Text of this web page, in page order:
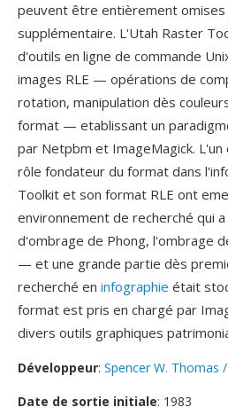
peuvent être entièrement omises
supplémentaire. L'Utah Raster
d'outils en ligne de commande
images RLE — opérations de
rotation, manipulation dès
format — etablissant un
par Netpbm et ImageMagick.
rôle fondateur du format dans
Toolkit et son format RLE ont
environnement de recherché qui
d'ombrage de Phong, l'ombrage
— et une grande partie dès
recherché en infographie était
format est pris en chargé par
divers outils graphiques
Développeur: Spencer W. Thomas
Date de sortie initiale: 1983